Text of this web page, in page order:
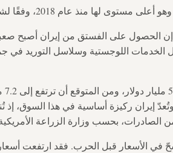
إن الحصول على الفستق من إيران أصبح
الخدمات اللوجستية وسلاسل التوريد في
إيران ركيزة أساسية في هذا السوق،
في الأسعار قبل الحرب. فقد ارتفعت